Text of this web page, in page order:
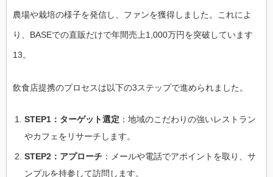
農場や栽培の様子を発信し、ファンを獲得しました。これによ
り、BASEでの直販だけで年間売上1,000万円を突破しています
13。
飲食店提携のプロセスは以下の3ステップで進められました。
STEP1：ターゲット選定 ：地域のこだわりの強いレストラン
やカフェをリサーチします。
STEP2：アプローチ ：メールや電話でアポイントを取り、サ
ンプルを持参して訪問します。